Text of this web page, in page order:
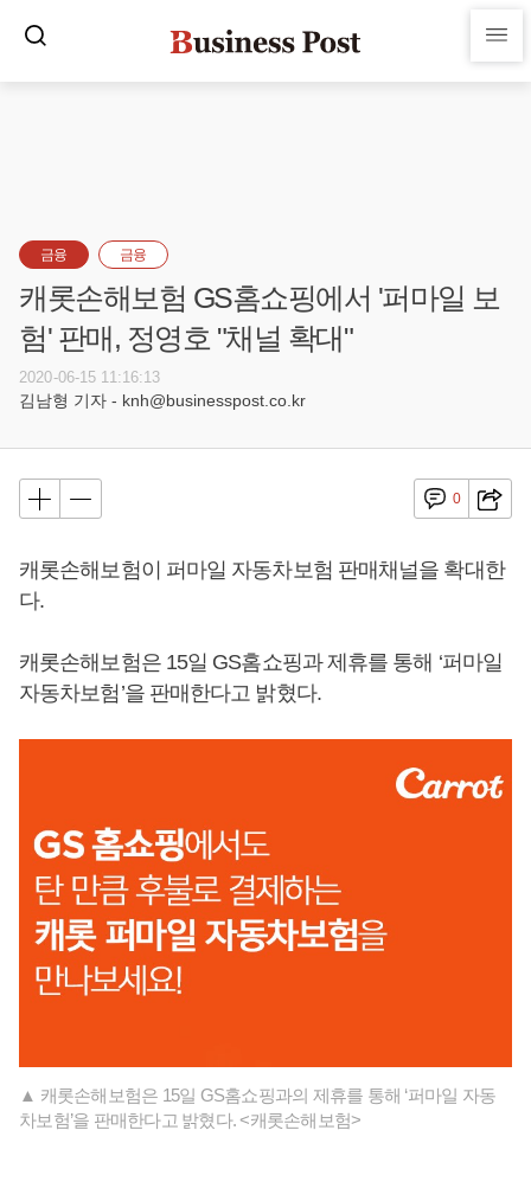
금융 금융
캐롯손해보험 GS홈쇼핑에서 '퍼마일 보
험' 판매, 정영호 "채널 확대"
2020-06-15 11:16:13
김남형 기자 - knh@businesspost.co.kr
0
캐롯손해보험이 퍼마일 자동차보험 판매채널을 확대한
다.
캐롯손해보험은 15일 GS홈쇼핑과 제휴를 통해 ‘퍼마일
자동차보험’을 판매한다고 밝혔다.
▲ 캐롯손해보험은 15일 GS홈쇼핑과의 제휴를 통해 ‘퍼마일 자동
차보험’을 판매한다고 밝혔다. <캐롯손해보험>